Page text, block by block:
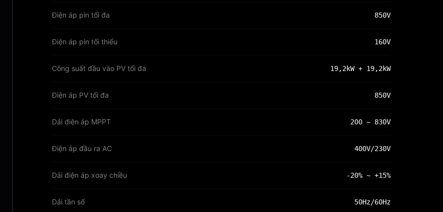
Điện áp pin tối đa 850V
Điện áp pin tối thiểu 160V
Công suất đầu vào PV tối đa 19,2kW + 19,2kW
Điện áp PV tối đa 850V
Dải điện áp MPPT 200 ~ 830V
Điện áp đầu ra AC 400V/230V
Dải điện áp xoay chiều -20% ~ +15%
Dải tần số 50Hz/60Hz